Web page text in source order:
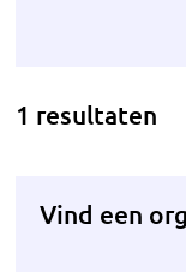
1 resultaten
Vind een